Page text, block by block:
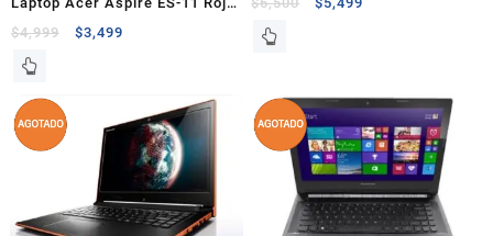
11″ 2GB 500GB
$4,999 $3,499
no DVD Windows 10